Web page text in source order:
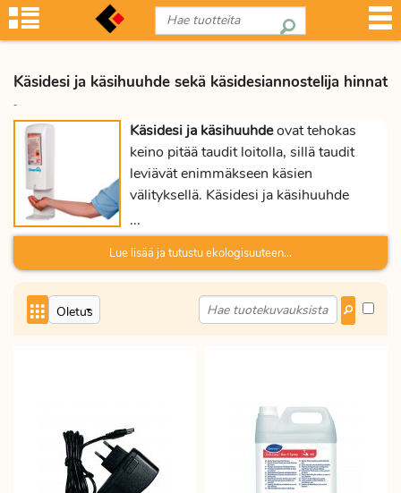
Käsidesi ja käsihuuhde sekä käsidesiannostelija hinnat
-
Käsidesi ja käsihuuhdeovat tehokas
keino pitää taudit loitolla, sillä taudit
leviävät enimmäkseen käsien
välityksellä. Käsidesi ja käsihuuhde
Käsidesiannostelija on kehitetty
antamaan juuri oikean määrän käsidesiä
...
Lue lisää ja tutustu ekologisuuteen...